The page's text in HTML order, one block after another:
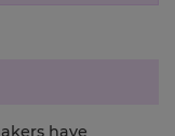
have